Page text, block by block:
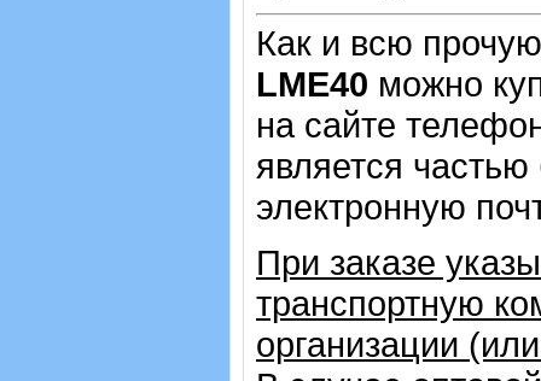
Как и всю
LME40 можно
на сайте
является
электронную
При заказе
транспортную
организации